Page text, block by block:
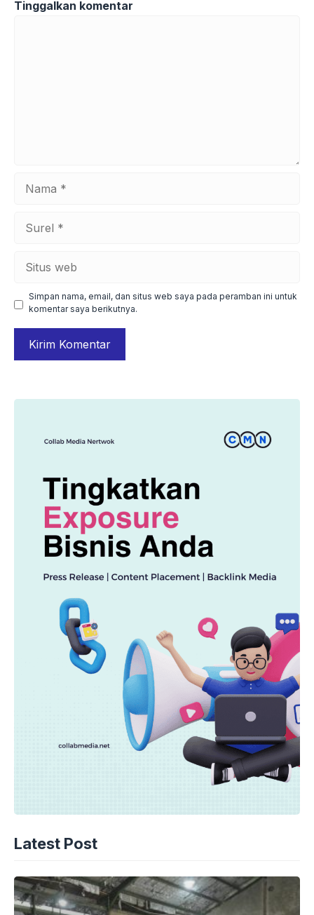
Tinggalkan komentar
web
Simpan nama, email, dan situs web saya pada peramban ini untuk
komentar saya berikutnya.
Latest Post